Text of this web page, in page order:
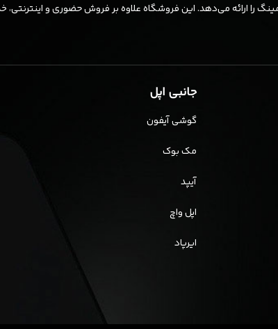
را ارائه می‌دهد. این فروشگاه علاوه بر فروش حضوری و
جانبی اپل
گوشی آیفون
مک بوک
آیپد
اپل واچ
ایرپاد